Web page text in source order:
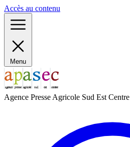
Accès au contenu
Menu
Agence Presse Agricole Sud Est Centre
Panneau de gestion des cookies